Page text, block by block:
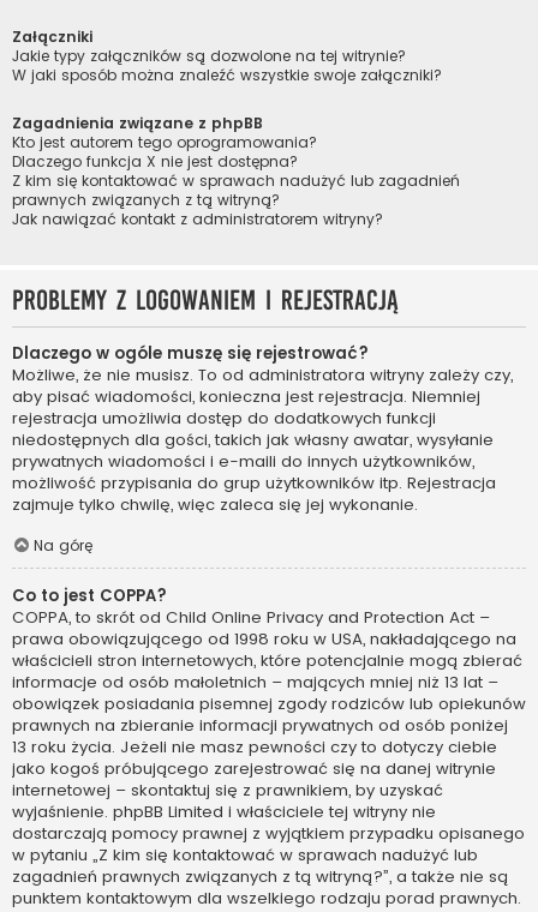
Załączniki
Jakie typy załączników są dozwolone na tej witrynie?
W jaki sposób można znaleźć wszystkie swoje załączniki?
Zagadnienia związane z phpBB
Kto jest autorem tego oprogramowania?
Dlaczego funkcja X nie jest dostępna?
Z kim się kontaktować w sprawach nadużyć lub zagadnień
prawnych związanych z tą witryną?
Jak nawiązać kontakt z administratorem witryny?
Problemy z logowaniem i rejestracją
Dlaczego w ogóle muszę się rejestrować?
Możliwe, że nie musisz. To od administratora witryny zależy czy,
aby pisać wiadomości, konieczna jest rejestracja. Niemniej
rejestracja umożliwia dostęp do dodatkowych funkcji
niedostępnych dla gości, takich jak własny awatar, wysyłanie
prywatnych wiadomości i e-maili do innych użytkowników,
możliwość przypisania do grup użytkowników itp. Rejestracja
zajmuje tylko chwilę, więc zaleca się jej wykonanie.
Na górę
Co to jest COPPA?
COPPA, to skrót od Child Online Privacy and Protection Act –
prawa obowiązującego od 1998 roku w USA, nakładającego na
właścicieli stron internetowych, które potencjalnie mogą zbierać
informacje od osób małoletnich – mających mniej niż 13 lat –
obowiązek posiadania pisemnej zgody rodziców lub opiekunów
prawnych na zbieranie informacji prywatnych od osób poniżej
13 roku życia. Jeżeli nie masz pewności czy to dotyczy ciebie
jako kogoś próbującego zarejestrować się na danej witrynie
internetowej – skontaktuj się z prawnikiem, by uzyskać
wyjaśnienie. phpBB Limited i właściciele tej witryny nie
dostarczają pomocy prawnej z wyjątkiem przypadku opisanego
w pytaniu „Z kim się kontaktować w sprawach nadużyć lub
zagadnień prawnych związanych z tą witryną?”, a także nie są
punktem kontaktowym dla wszelkiego rodzaju porad prawnych.